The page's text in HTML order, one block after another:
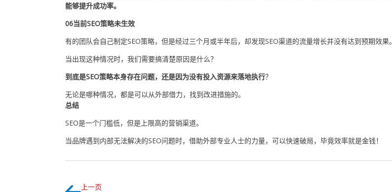
能够提升成功率。
06当前SEO策略未生效
有的团队会自己制定SEO策略，但是经过三个月或半年后，却发现SEO渠道的流量增长并没有达到预期效果。
当出现这种情况时，我们需要搞清楚原因是什么？
到底是SEO策略本身存在问题，还是因为没有投入资源来落地执行？
无论是哪种情况，都是可以从外部借力，找到改进措施的。
总结
SEO是一个门槛低，但是上限高的营销渠道。
当品牌遇到内部无法解决的SEO问题时，借助外部专业人士的力量，可以快速破局，毕竟效率就是金钱！
上一页